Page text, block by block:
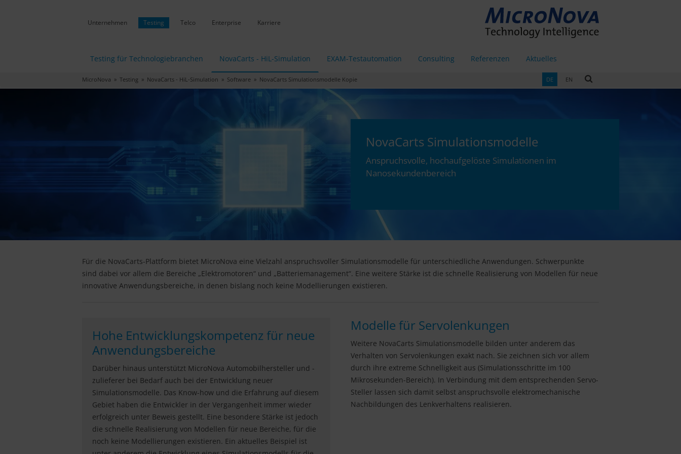
Unternehmen Testing Telco Enterprise Karriere
Testing für Technologiebranchen NovaCarts - HiL-Simulation EXAM-Testautomation Consulting Referenzen Aktuelles
MicroNova » Testing » NovaCarts - HiL-Simulation » Software » NovaCarts Simulationsmodelle Kopie DE EN
NovaCarts Simulationsmodelle
Anspruchsvolle, hochaufgelöste Simulationen im
Nanosekundenbereich
Für die NovaCarts-Plattform bietet MicroNova eine Vielzahl anspruchsvoller Simulationsmodelle für unterschiedliche Anwendungen. Schwerpunkte
sind dabei vor allem die Bereiche „Elektromotoren“ und „Batteriemanagement“. Eine weitere Stärke ist die schnelle Realisierung von Modellen für neue
innovative Anwendungsbereiche, in denen bislang noch keine Modellierungen existieren.
Hohe Entwicklungskompetenz für neue
Anwendungsbereiche
Darüber hinaus unterstützt MicroNova Automobilhersteller und -
zulieferer bei Bedarf auch bei der Entwicklung neuer
Simulationsmodelle. Das Know-how und die Erfahrung auf diesem
Gebiet haben die Entwickler in der Vergangenheit immer wieder
erfolgreich unter Beweis gestellt. Eine besondere Stärke ist jedoch
die schnelle Realisierung von Modellen für neue Bereiche, für die
noch keine Modellierungen existieren. Ein aktuelles Beispiel ist
Modelle für Servolenkungen
Weitere NovaCarts Simulationsmodelle bilden unter anderem das
Verhalten von Servolenkungen exakt nach. Sie zeichnen sich vor allem
durch ihre extreme Schnelligkeit aus (Simulationsschritte im 100
Mikrosekunden-Bereich). In Verbindung mit dem entsprechenden Servo-
Steller lassen sich damit selbst anspruchsvolle elektromechanische
Nachbildungen des Lenkverhaltens realisieren.